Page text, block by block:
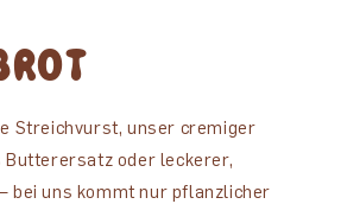
Streichvurst, unser cremiger
Butterersatz oder leckerer,
bei uns kommt nur pflanzlicher